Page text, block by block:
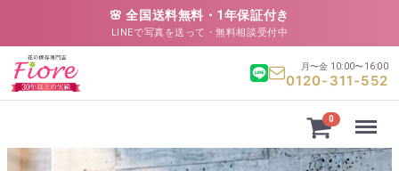
🌸 全国送料無料・1年保証付き
LINEで写真を送って・無料相談受付中
月〜金 10:00〜16:00
0120-311-552
0 Menu